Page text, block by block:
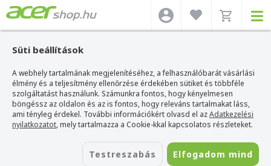
Süti beállítások
A webhely tartalmának megjelenítéséhez, a felhasználóbarát vásárlási
élmény és a teljesítmény ellenőrzése érdekében sütiket és többféle
szolgáltatást használunk. Számunkra fontos, hogy kényelmesen
böngéssz az oldalon és az is fontos, hogy releváns tartalmakat láss,
ami tényleg érdekel. További információkért olvasd el azAdatkezelési
nyilatkozatot, mely tartalmazza a Cookie-kkal kapcsolatos részleteket.
Testreszabás
Elfogadom mind